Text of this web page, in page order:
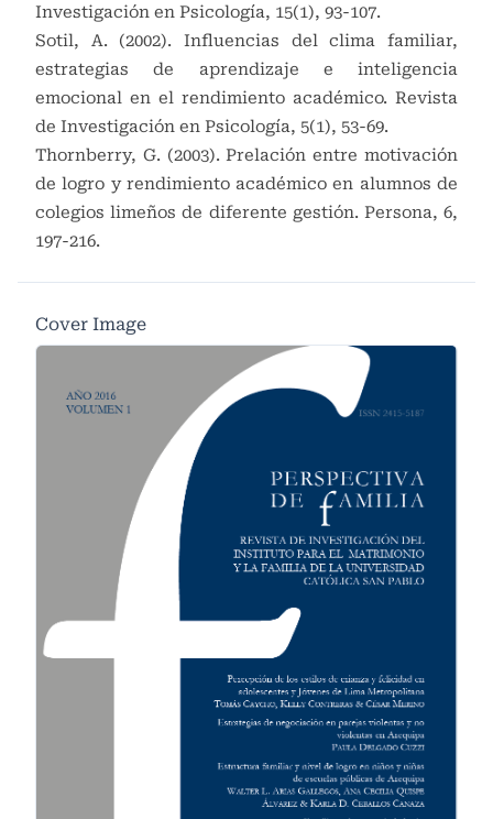
Investigación en Psicología, 15(1), 93-107.
Sotil, A. (2002). Influencias del clima familiar,
estrategias de aprendizaje e inteligencia
emocional en el rendimiento académico. Revista
de Investigación en Psicología, 5(1), 53-69.
Thornberry, G. (2003). Prelación entre motivación
de logro y rendimiento académico en alumnos de
colegios limeños de diferente gestión. Persona, 6,
197-216.
Cover Image